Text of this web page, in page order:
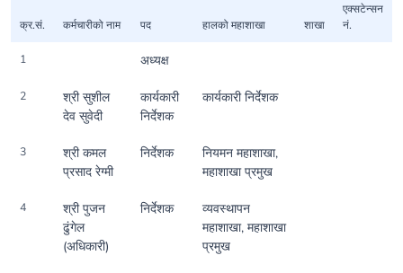
क्र.सं. कर्मचारीको नाम पद हालको महाशाखा शाखा
एक्सटेन्सन
नं.
1 अध्यक्ष
2
श्री सुशील
देव सुवेदी
कार्यकारी
निर्देशक
कार्यकारी निर्देशक
3
श्री कमल
प्रसाद रेग्मी
निर्देशक
नियमन महाशाखा,
महाशाखा प्रमुख
4
श्री पुजन
ढुंगेल
(अधिकारी)
निर्देशक
व्यवस्थापन
महाशाखा, महाशाखा
प्रमुख